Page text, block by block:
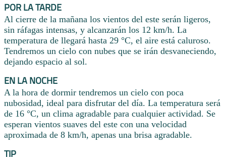
POR LA TARDE
Al cierre de la mañana los vientos del este serán ligeros,
sin ráfagas intensas, y alcanzarán los 12 km/h. La
temperatura de llegará hasta 29 °C, el aire está caluroso.
Tendremos un cielo con nubes que se irán desvaneciendo,
dejando espacio al sol.
EN LA NOCHE
A la hora de dormir tendremos un cielo con poca
nubosidad, ideal para disfrutar del día. La temperatura será
de 16 °C, un clima agradable para cualquier actividad. Se
esperan vientos suaves del este con una velocidad
aproximada de 8 km/h, apenas una brisa agradable.
TIP